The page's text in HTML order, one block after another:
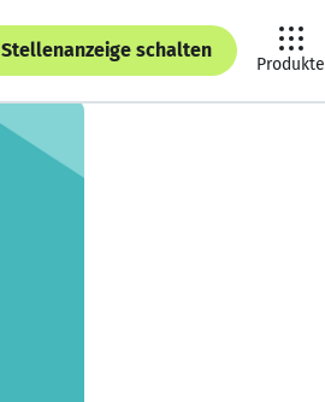
Stellenanzeige schalten
Produkte